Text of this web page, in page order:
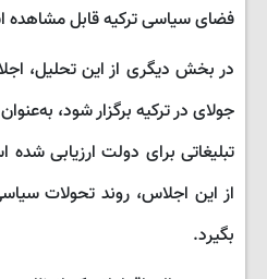
فضای سیاسی ترکیه قابل
در بخش دیگری از این تحلیل،
جولای در ترکیه برگزار شود،
تبلیغاتی برای دولت ارزیابی
از این اجلاس، روند تحولات
بگیرد.